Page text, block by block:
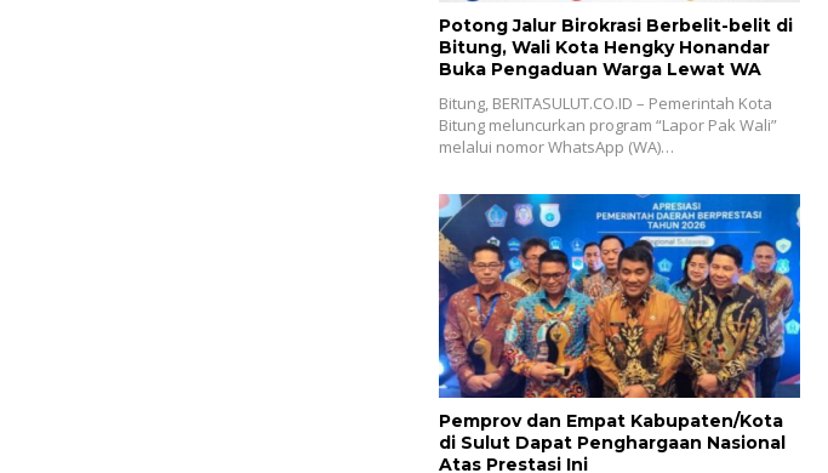
Potong Jalur Birokrasi Berbelit-belit di
Bitung, Wali Kota Hengky Honandar
Buka Pengaduan Warga Lewat WA
Bitung, BERITASULUT.CO.ID – Pemerintah Kota
Bitung meluncurkan program “Lapor Pak Wali”
melalui nomor WhatsApp (WA)…
Pemprov dan Empat Kabupaten/Kota
di Sulut Dapat Penghargaan Nasional
Atas Prestasi Ini